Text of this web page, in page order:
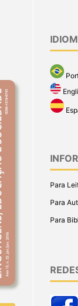
Para
Para
Para